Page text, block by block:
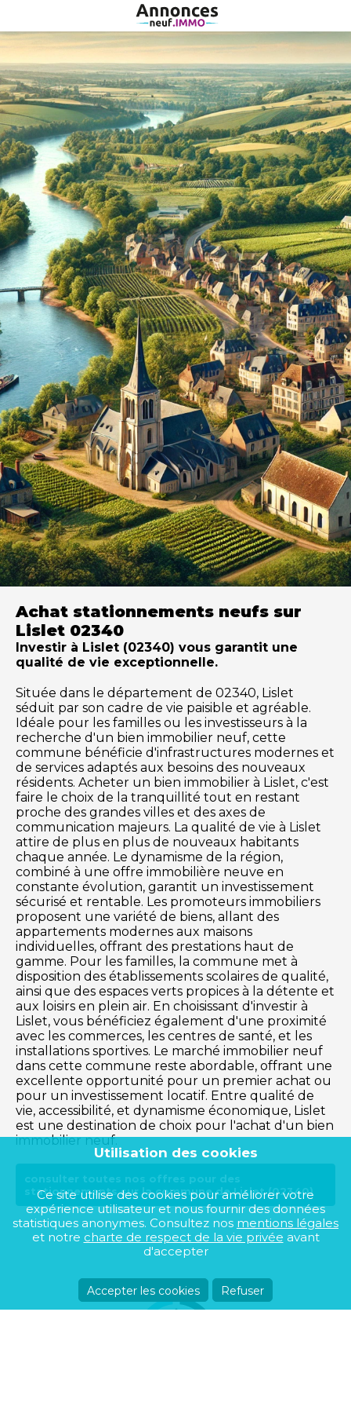
Achat stationnements neufs sur
Lislet 02340
Investir à Lislet (02340) vous garantit une
qualité de vie exceptionnelle.
Située dans le département de 02340, Lislet
séduit par son cadre de vie paisible et agréable.
Idéale pour les familles ou les investisseurs à la
recherche d'un bien immobilier neuf, cette
commune bénéficie d'infrastructures modernes et
de services adaptés aux besoins des nouveaux
résidents. Acheter un bien immobilier à Lislet, c'est
faire le choix de la tranquillité tout en restant
proche des grandes villes et des axes de
communication majeurs. La qualité de vie à Lislet
attire de plus en plus de nouveaux habitants
chaque année. Le dynamisme de la région,
combiné à une offre immobilière neuve en
constante évolution, garantit un investissement
sécurisé et rentable. Les promoteurs immobiliers
proposent une variété de biens, allant des
appartements modernes aux maisons
individuelles, offrant des prestations haut de
gamme. Pour les familles, la commune met à
disposition des établissements scolaires de qualité,
ainsi que des espaces verts propices à la détente et
aux loisirs en plein air. En choisissant d'investir à
Lislet, vous bénéficiez également d'une proximité
avec les commerces, les centres de santé, et les
installations sportives. Le marché immobilier neuf
dans cette commune reste abordable, offrant une
excellente opportunité pour un premier achat ou
pour un investissement locatif. Entre qualité de
vie, accessibilité, et dynamisme économique, Lislet
est une destination de choix pour l'achat d'un bien
immobilier neuf.
consulter toutes nos offres pour des
stationnements sur la commune de Lislet (02340)
Utilisation des cookies
Ce site utilise des cookies pour améliorer votre
expérience utilisateur et nous fournir des données
statistiques anonymes. Consultez nos mentions légales
et notre charte de respect de la vie privée avant
d'accepter
Accepter les cookies Refuser